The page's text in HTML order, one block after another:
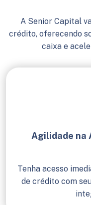
A Senior Capital
crédito, oferecendo
caixa e
Agilidade na
Tenha acesso
de crédito com